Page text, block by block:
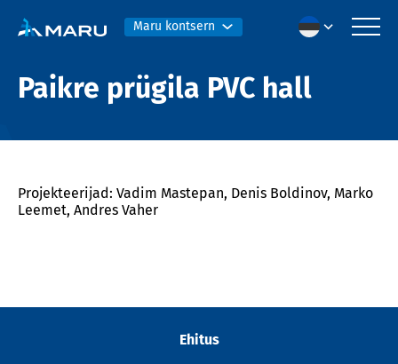
Maru kontsern
Paikre prügila PVC hall
Projekteerijad: Vadim Mastepan, Denis Boldinov, Marko
Leemet, Andres Vaher
Ehitus